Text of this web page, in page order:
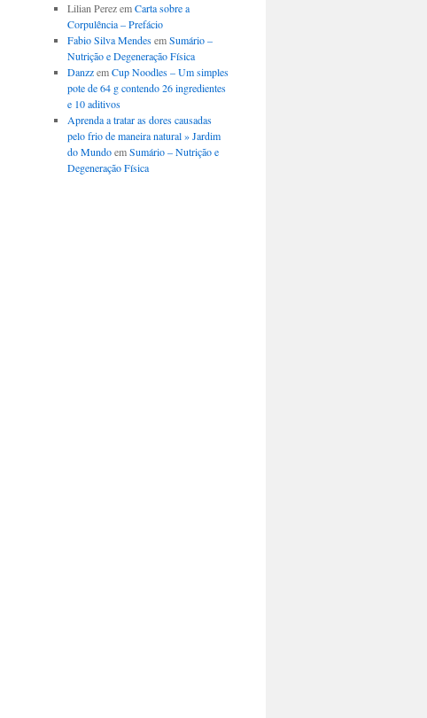
Lilian PerezemCarta sobre a
Corpulência – Prefácio
Fabio Silva MendesemSumário –
Nutrição e Degeneração Física
DanzzemCup Noodles – Um simples
pote de 64 g contendo 26 ingredientes
e 10 aditivos
Aprenda a tratar as dores causadas
pelo frio de maneira natural » Jardim
do MundoemSumário – Nutrição e
Degeneração Física